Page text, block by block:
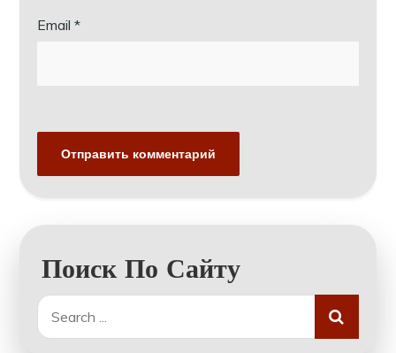
Email*
Поиск По Сайту
Search
for: